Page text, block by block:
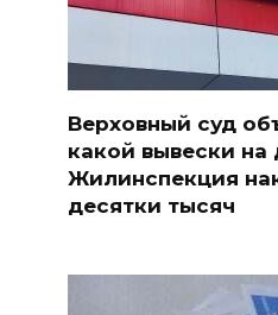
Верховный суд
какой вывески на
Жилинспекция
десятки тысяч